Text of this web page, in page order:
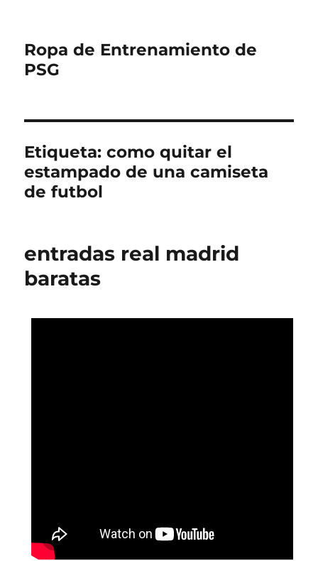
Ropa de Entrenamiento de
PSG
Etiqueta:como quitar el
estampado de una camiseta
de futbol
entradas real madrid
baratas